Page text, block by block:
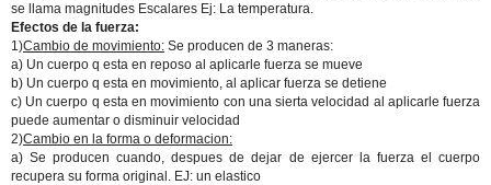
se llama magnitudes Escalares Ej: La temperatura.
Efectos de la fuerza:
1)Cambio de movimiento: Se producen de 3 maneras:
a) Un cuerpo q esta en reposo al aplicarle fuerza se mueve
b) Un cuerpo q esta en movimiento, al aplicar fuerza se detiene
c) Un cuerpo q esta en movimiento con una sierta velocidad al aplicarle fuerza
puede aumentar o disminuir velocidad
2)Cambio en la forma o deformacion:
a) Se producen cuando, despues de dejar de ejercer la fuerza el cuerpo
recupera su forma original. EJ: un elastico